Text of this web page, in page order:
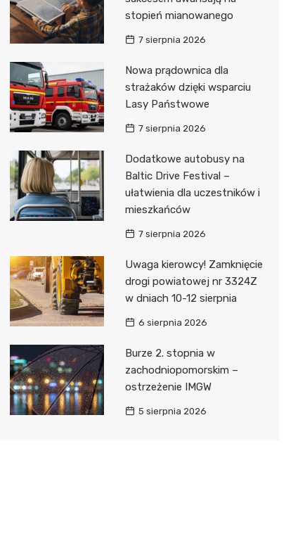
stopień mianowanego
7 sierpnia 2026
Nowa prądownica dla
strażaków dzięki wsparciu
Lasy Państwowe
7 sierpnia 2026
Dodatkowe autobusy na
Baltic Drive Festival –
ułatwienia dla uczestników i
mieszkańców
7 sierpnia 2026
Uwaga kierowcy! Zamknięcie
drogi powiatowej nr 3324Z
w dniach 10-12 sierpnia
6 sierpnia 2026
Burze 2. stopnia w
zachodniopomorskim –
ostrzeżenie IMGW
5 sierpnia 2026